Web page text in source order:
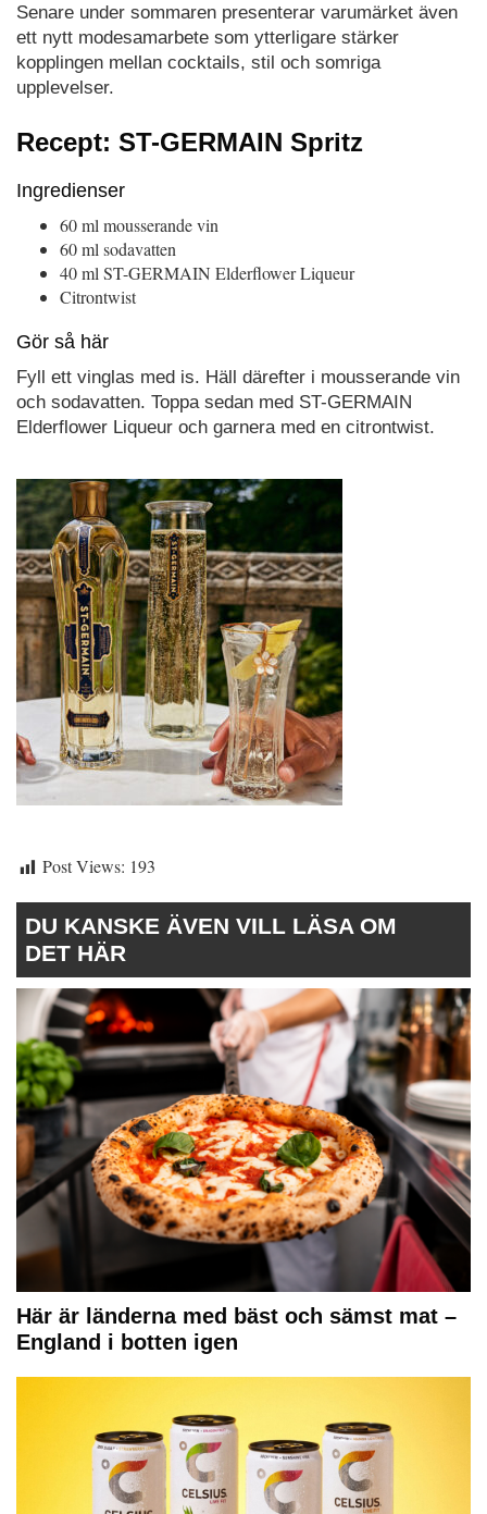
Senare under sommaren presenterar varumärket även
ett nytt modesamarbete som ytterligare stärker
kopplingen mellan cocktails, stil och somriga
upplevelser.
Recept: ST-GERMAIN Spritz
Ingredienser
60 ml mousserande vin
60 ml sodavatten
40 ml ST-GERMAIN Elderflower Liqueur
Citrontwist
Gör så här
Fyll ett vinglas med is. Häll därefter i mousserande vin
och sodavatten. Toppa sedan med ST-GERMAIN
Elderflower Liqueur och garnera med en citrontwist.
Post Views: 193
DU KANSKE ÄVEN VILL LÄSA OM
DET HÄR
Här är länderna med bäst och sämst mat –
England i botten igen